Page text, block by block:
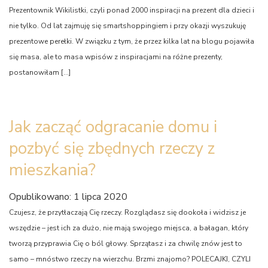
Prezentownik Wikilistki, czyli ponad 2000 inspiracji na prezent dla dzieci i
nie tylko. Od lat zajmuję się smartshoppingiem i przy okazji wyszukuję
prezentowe perełki. W związku z tym, że przez kilka lat na blogu pojawiła
się masa, ale to masa wpisów z inspiracjami na różne prezenty,
postanowiłam […]
Jak zacząć odgracanie domu i
pozbyć się zbędnych rzeczy z
mieszkania?
Opublikowano: 1 lipca 2020
Czujesz, że przytłaczają Cię rzeczy. Rozglądasz się dookoła i widzisz je
wszędzie – jest ich za dużo, nie mają swojego miejsca, a bałagan, który
tworzą przyprawia Cię o ból głowy. Sprzątasz i za chwilę znów jest to
samo – mnóstwo rzeczy na wierzchu. Brzmi znajomo? POLECAJKI, CZYLI